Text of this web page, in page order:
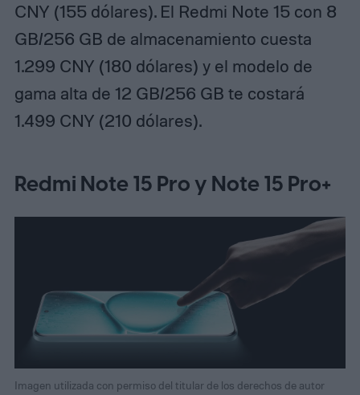
CNY (155 dólares). El Redmi Note 15 con 8
GB/256 GB de almacenamiento cuesta
1.299 CNY (180 dólares) y el modelo de
gama alta de 12 GB/256 GB te costará
1.499 CNY (210 dólares).
Redmi Note 15 Pro y Note 15 Pro+
Imagen utilizada con permiso del titular de los derechos de autor